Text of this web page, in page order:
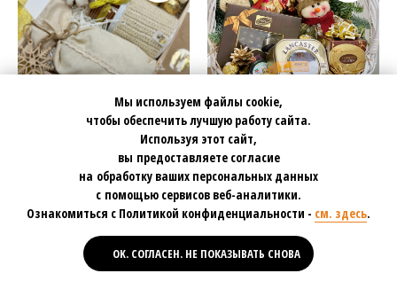
Уютный новогодний
подарок с вязанием
ручной работы, 0901
hand-made подарок, оригинальный
стильный теплый подарок с чаем и печеньем,
домашнее празднование Нового года, теплое
Новогодняя корзина
«С наилучшими
пожеланиями!»,
размер L, 0648
стильное новогоднее оформление сладкой
Мы используем файлы cookie,
чтобы обеспечить лучшую работу сайта.
Используя этот сайт,
вы предоставляете согласие
на обработку ваших персональных данных
с помощью сервисов веб-аналитики.
Ознакомиться с Политикой конфиденциальности - см. здесь.
OK. СОГЛАСЕН. НЕ ПОКАЗЫВАТЬ СНОВА
Контакты Каталог Оплата